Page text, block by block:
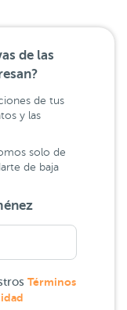
de las
de tus
y las
solo de
de baja
Términos